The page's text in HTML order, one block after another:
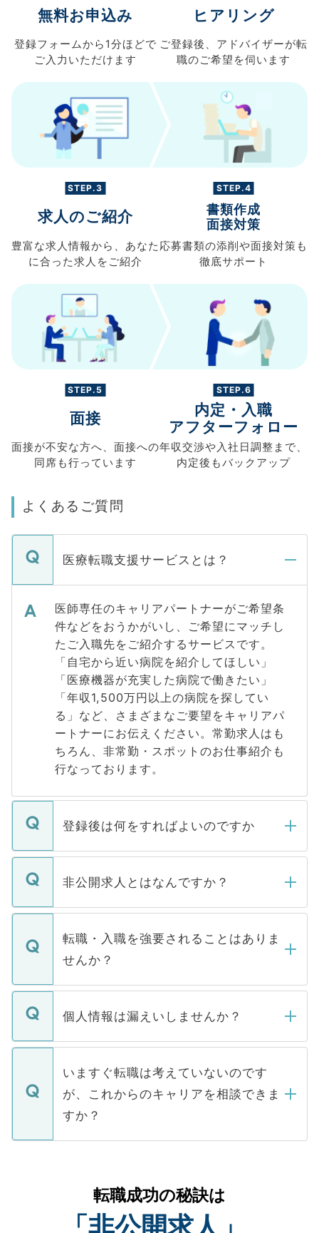
無料お申込み
登録フォームから 1分ほどで
ご入力 いただけます
ヒアリング
ご登録後、 アドバイザーが転
職のご希望を伺います
STEP.3
求人のご紹介
豊富な求人情報から、 あなた
に合った求人を ご紹介
STEP.4
書類作成
面接対策
応募書類の添削や面接対策も
徹底サポート
STEP.5
面接
面接が不安な方へ、 面接への
同席も行っています
STEP.6
内定・入職
アフターフォロー
年収交渉や入社日調整まで、
内定後もバックアップ
よくあるご質問
医療転職支援サービスとは？
医師専任のキャリアパートナーがご希望条
件などをおうかがいし、ご希望にマッチし
たご入職先をご紹介するサービスです。
「自宅から近い病院を紹介してほしい」
「医療機器が充実した病院で働きたい」
「年収1,500万円以上の病院を探してい
る」など、さまざまなご要望をキャリアパ
ートナーにお伝えください。常勤求人はも
ちろん、非常勤・スポットのお仕事紹介も
行なっております。
登録後は何をすればよいのですか
ご登録いただきましたら、弊社担当者がご
登録内容を確認し、その後メールもしくは
ます。通常、5営業日以内にはご連絡をせて
いただきますので、しばらくお待ちくださ
非公開求人とはなんですか？
マイナビDOCTORで取り扱っている求人の
うち約3割は、Webサイトからご覧いただ
けない「非公開求人」です。非公開求人は
下記の理由によって、一般には公開してい
ません。
■応募殺到を避けるため 人気のある医療機
関を公にしてしまうと、応募が殺到する場
に、医療機関が求める条件に合った人材の
みを人材紹介会社に依頼するケースが増え
ています。
転職・入職を強要されることはありま
せんか？
転職・入職を強要することは一切ありませ
ん。また、仮に応募先から内定をいただい
定を承諾する必要はありません。内定先へ
の辞退の連絡はキャリアパートナーが行い
個人情報は漏えいしませんか？
個人情報が漏えいすることはありませんの
で、ご安心ください。当サイトからの登録
などで収集したご登録者様の個人情報は、
ご本人のキャリアアップおよび転職活動の
支援を目的に使用いたします。お預かりし
ているすべての個人データはご本人の許可
は、個人情報の取り扱いについての厳密な
管理基準を満たした事業者のみに付与され
る、プライバシーマークを取得済みです。
いますぐ転職は考えていないのです
が、これからのキャリアを相談できま
すか？
かがいして、現在の医療機関の状況や紹介
経験をまじえながら、適切なアドバイスを
させていただきます。すぐにご転職をされ
転職成功の秘訣は
「非公開求人」